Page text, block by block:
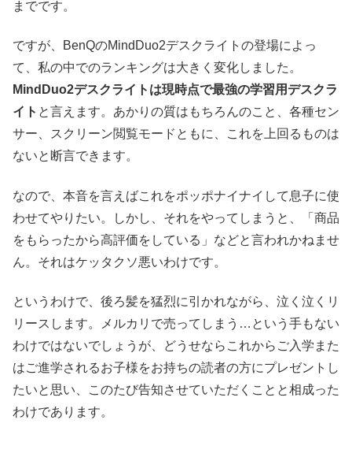
までです。
ですが、BenQのMindDuo2デスクライトの登場によっ
て、私の中でのランキングは大きく変化しました。
MindDuo2デスクライトは現時点で最強の学習用デスクラ
イト と言えます。あかりの質はもちろんのこと、各種セン
サー、スクリーン閲覧モードともに、これを上回るものは
ないと断言できます。
なので、本音を言えばこれをポッポナイナイして息子に使
わせてやりたい。しかし、それをやってしまうと、「商品
をもらったから高評価をしている」などと言われかねませ
ん。それはケッタクソ悪いわけです。
というわけで、後ろ髪を猛烈に引かれながら、泣く泣くリ
リースします。メルカリで売ってしまう…という手もない
わけではないでしょうが、どうせならこれからご入学また
はご進学されるお子様をお持ちの読者の方にプレゼントし
たいと思い、このたび告知させていただくことと相成った
わけであります。